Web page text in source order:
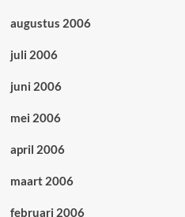
augustus 2006
juli 2006
juni 2006
mei 2006
april 2006
maart 2006
februari 2006